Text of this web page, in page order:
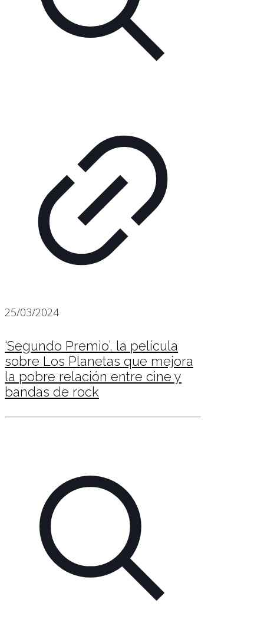
25/03/2024
‘Segundo Premio’, la película
sobre Los Planetas que mejora
la pobre relación entre cine y
bandas de rock